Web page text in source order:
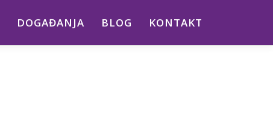
DOGAĐANJA BLOG KONTAKT